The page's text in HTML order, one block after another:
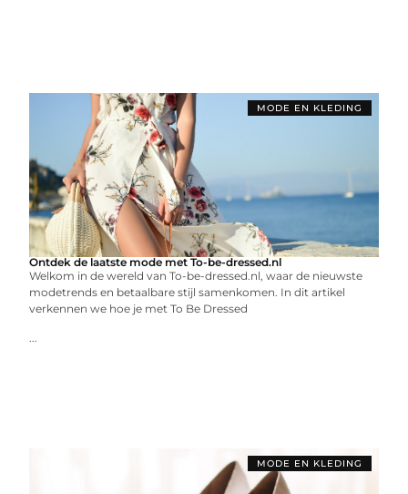
MODE EN KLEDING
Ontdek de laatste mode met To-be-dressed.nl
Welkom in de wereld van To-be-dressed.nl, waar de nieuwste
modetrends en betaalbare stijl samenkomen. In dit artikel
verkennen we hoe je met To Be Dressed
...
MODE EN KLEDING